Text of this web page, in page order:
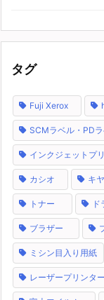
タグ
Fuji Xerox
SCMラベル・PD
インクジェットプ
カシオ キ
トナー ド
ブラザー
ミシン目入り用紙
レーザープリンター